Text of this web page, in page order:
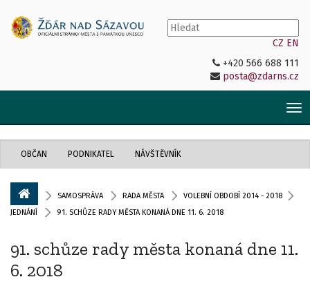
CZ EN
+420 566 688 111
posta@zdarns.cz
OBČAN PODNIKATEL NÁVŠTĚVNÍK
SAMOSPRÁVA RADA MĚSTA
VOLEBNÍ OBDOBÍ 2014 - 2018
JEDNÁNÍ
91. SCHŮZE RADY MĚSTA KONANÁ DNE 11. 6. 2018
91. schůze rady města konaná dne 11.
6. 2018